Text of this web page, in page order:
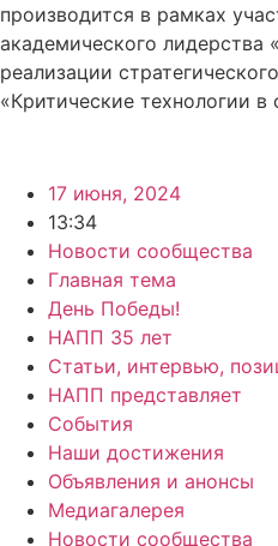
производится в рамках
академического лидерства
реализации
«Критические технологии в
17 июня, 2024
13:34
Новости сообщества
Главная тема
День Победы!
НАПП 35 лет
Статьи, интервью,
НАПП представляет
События
Наши достижения
Объявления и анонсы
Медиагалерея
Новости сообщества